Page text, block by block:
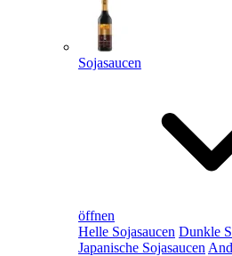
Sojasaucen
öffnen
Helle Sojasaucen Dunkle
Japanische Sojasaucen